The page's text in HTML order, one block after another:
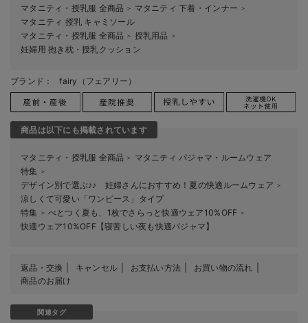
マタニティ・授乳服 全商品 ＞ マタニティ 下着・インナー ＞
マタニティ 授乳 キャミソール
マタニティ・授乳服 全商品 ＞ 授乳用品 ＞
妊婦用 抱き枕・授乳クッション
ブランド： fairy（フェアリー）
商品は以下にも掲載されています
マタニティ・授乳服 全商品 ＞
マタニティ パジャマ・ルームウェア
特集
＞
デザイン別で選ぶ♪♪ 妊婦さんにおすすめ！夏の快適ルームウェア ＞
涼しくて可愛い「ワンピース」タイプ
特集
＞ べとつく夏も、1枚でさらっと快適ウェア10%OFF ＞
快適ウェア10%OFF【寝苦しい夜も快適パジャマ】
返品・交換 キャンセル お支払い方法
お買い物の流れ
商品のお届け
関連タグ